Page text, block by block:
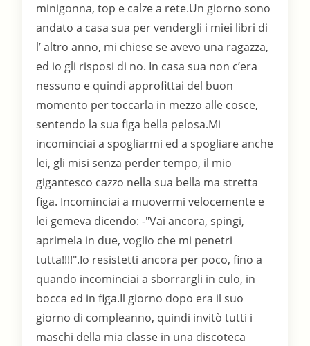
minigonna, top e calze a rete.Un giorno sono
andato a casa sua per vendergli i miei libri di
l’ altro anno, mi chiese se avevo una ragazza,
ed io gli risposi di no. In casa sua non c’era
nessuno e quindi approfittai del buon
momento per toccarla in mezzo alle cosce,
sentendo la sua figa bella pelosa.Mi
incominciai a spogliarmi ed a spogliare anche
lei, gli misi senza perder tempo, il mio
gigantesco cazzo nella sua bella ma stretta
figa. Incominciai a muovermi velocemente e
lei gemeva dicendo: -"Vai ancora, spingi,
aprimela in due, voglio che mi penetri
tutta!!!!".Io resistetti ancora per poco, fino a
quando incominciai a sborrargli in culo, in
bocca ed in figa.Il giorno dopo era il suo
giorno di compleanno, quindi invitò tutti i
maschi della mia classe in una discoteca